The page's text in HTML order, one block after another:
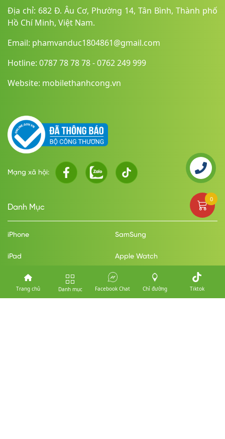
Địa chỉ: 682 Đ. Âu Cơ, Phường 14, Tân Bình, Thành phố
Hồ Chí Minh, Việt Nam.
Email: phamvanduc1804861@gmail.com
Hotline: 0787 78 78 78 - 0762 249 999
Website: mobilethanhcong.vn
Mạng xã hội:
Danh Mục
iPhone SamSung
iPad Apple Watch
MacBook Điện Thoại
Phụ Kiện
0
Trang chủ Danh mục Facebook Chat Chỉ đường Tiktok